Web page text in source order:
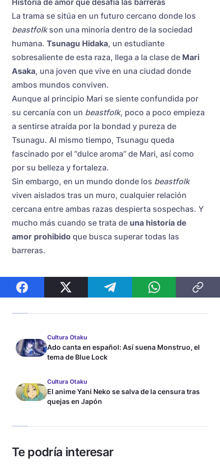
La trama se sitúa en un futuro cercano donde los
beastfolkson una minoría dentro de la sociedad
humana. Tsunagu Hidaka, un estudiante
sobresaliente de esta raza, llega a la clase de Mari
Asaka, una joven que vive en una ciudad donde
ambos mundos conviven.
Aunque al principio Mari se siente confundida por
su cercanía con un beastfolk, poco a poco empieza
a sentirse atraída por la bondad y pureza de
Tsunagu. Al mismo tiempo, Tsunagu queda
fascinado por el “dulce aroma” de Mari, así como
por su belleza y fortaleza.
Sin embargo, en un mundo donde los beastfolk
viven aislados tras un muro, cualquier relación
cercana entre ambas razas despierta sospechas. Y
mucho más cuando se trata de una historia de
amor prohibido que busca superar todas las
barreras.
Cultura Otaku
Ado canta en español: Así suena Monstruo, el
tema de Blue Lock
Cultura Otaku
El anime Yani Neko se salva de la censura tras
quejas en Japón
Te podría interesar